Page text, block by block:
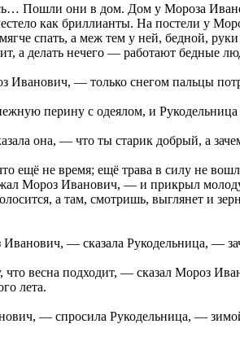
Пошли они в дом. Дом у Мороза
как бриллианты. На постели у
спать, а меж тем у ней, бедной,
а делать нечего — работают бедные
— только снегом пальцы
перину с одеялом, и Рукодельница
она, — что ты старик добрый, а
ещё не время; ещё трава в силу не
Мороз Иванович, — и прикрыл
а там, смотришь, выглянет и
— сказала Рукодельница, —
весна подходит, — сказал Мороз
лета.
— спросила Рукодельница, —